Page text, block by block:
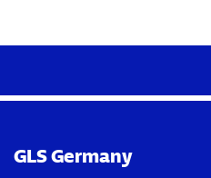
GLS Germany